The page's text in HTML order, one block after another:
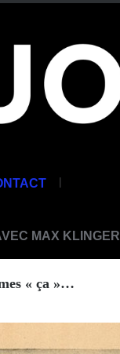
|
MAX KLINGER
« ça »…